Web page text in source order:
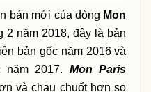
bản mới của dòng Mon
năm 2018, đây là bản
bản gốc năm 2016 và
năm 2017. Mon Paris
và chau chuốt hơn so